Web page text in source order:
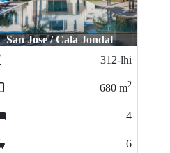
Sant Josep de Sa Talaia /
SACARROCA
7285
800 m2
8
7